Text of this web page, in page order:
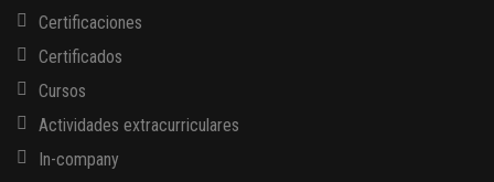
Certificaciones
Certificados
Cursos
Actividades extracurriculares
In-company